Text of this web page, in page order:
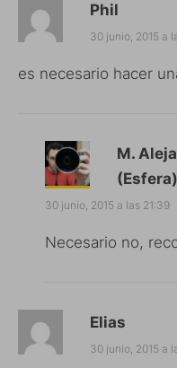
Phil
30 junio, 2015 a
es necesario hacer
M.
(Esfera)
30 junio, 2015 a las 21:39
Necesario no,
Elias
30 junio, 2015 a